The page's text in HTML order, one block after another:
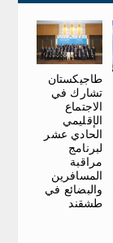
طاجيكستان
تشارك في
الاجتماع
الإقليمي
الحادي عشر
لبرنامج
مراقبة
المسافرين
والبضائع في
طشقند